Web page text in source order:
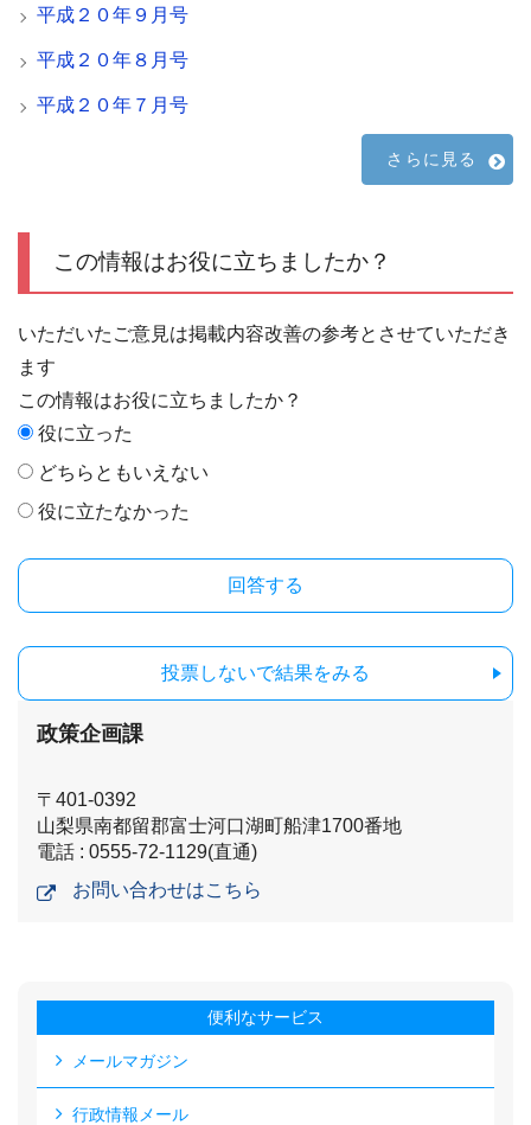
平成２０年９月号
平成２０年８月号
平成２０年７月号
さらに見る
この情報はお役に立ちましたか？
いただいたご意見は掲載内容改善の参考とさせていただき
ます
この情報はお役に立ちましたか？
役に立った
どちらともいえない
役に立たなかった
投票しないで結果をみる
政策企画課
〒401-0392
山梨県南都留郡富士河口湖町船津1700番地
電話 : 0555-72-1129(直通)
お問い合わせはこちら
便利なサービス
メールマガジン
行政情報メール